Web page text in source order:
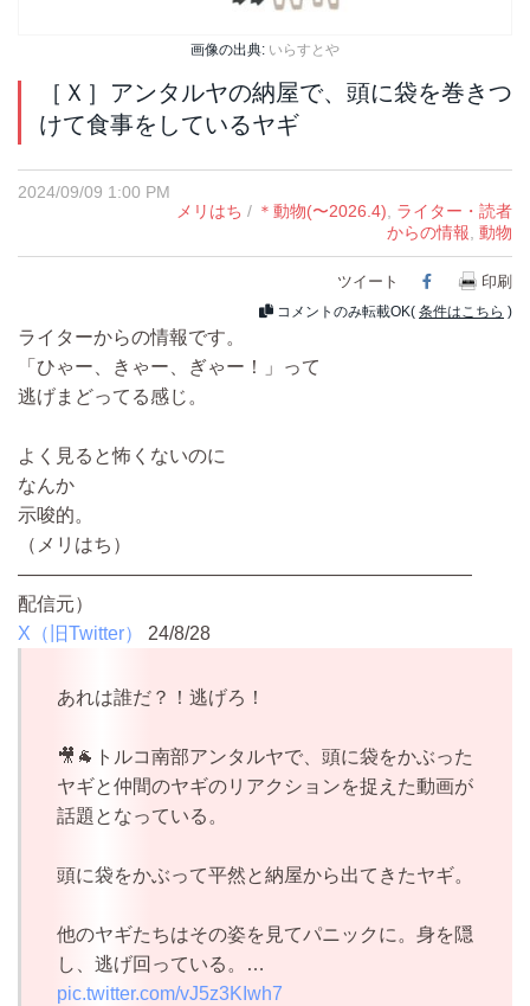
画像の出典: いらすとや
［Ｘ］アンタルヤの納屋で、頭に袋を巻きつ
けて食事をしているヤギ
2024/09/09 1:00 PM
メリはち / ＊動物(〜2026.4)
ライター・読者
からの情報 動物
ツイート Facebook
印刷
コメントのみ転載OK( 条件はこちら )
ライターからの情報です。
「ひゃー、きゃー、ぎゃー！」って
逃げまどってる感じ。
よく見ると怖くないのに
なんか
示唆的。
（メリはち）
————————————————————————
配信元）
X（旧Twitter）
24/8/28
あれは誰だ？！逃げろ！
🎥🐐トルコ南部アンタルヤで、頭に袋をかぶった
ヤギと仲間のヤギのリアクションを捉えた動画が
話題となっている。
頭に袋をかぶって平然と納屋から出てきたヤギ。
他のヤギたちはその姿を見てパニックに。身を隠
し、逃げ回っている。…
pic.twitter.com/vJ5z3KIwh7